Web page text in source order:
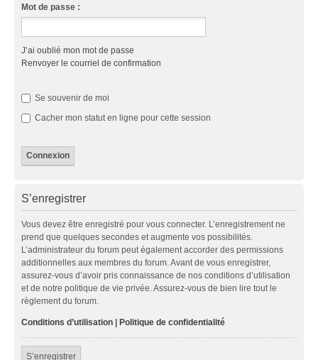
Mot de passe :
J’ai oublié mon mot de passe
Renvoyer le courriel de confirmation
Se souvenir de moi
Cacher mon statut en ligne pour cette session
S’enregistrer
Vous devez être enregistré pour vous connecter. L’enregistrement ne
prend que quelques secondes et augmente vos possibilités.
L’administrateur du forum peut également accorder des permissions
additionnelles aux membres du forum. Avant de vous enregistrer,
assurez-vous d’avoir pris connaissance de nos conditions d’utilisation
et de notre politique de vie privée. Assurez-vous de bien lire tout le
règlement du forum.
Conditions d’utilisation Politique de confidentialité
S’enregistrer